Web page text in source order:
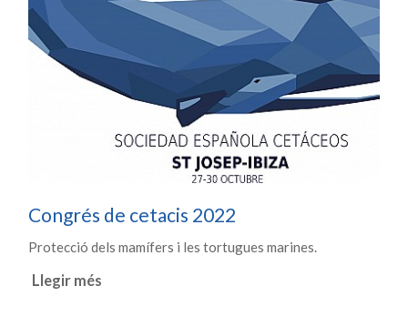
Congrés de cetacis 2022
Protecció dels mamífers i les tortugues marines.
Llegir més